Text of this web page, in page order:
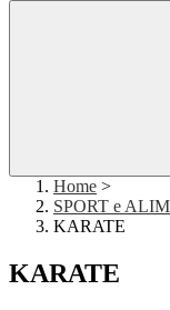
Home >
SPORT e
KARATE
KARATE